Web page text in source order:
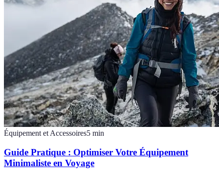
Équipement et Accessoires5 min
Guide Pratique : Optimiser Votre Équipement
Minimaliste en Voyage